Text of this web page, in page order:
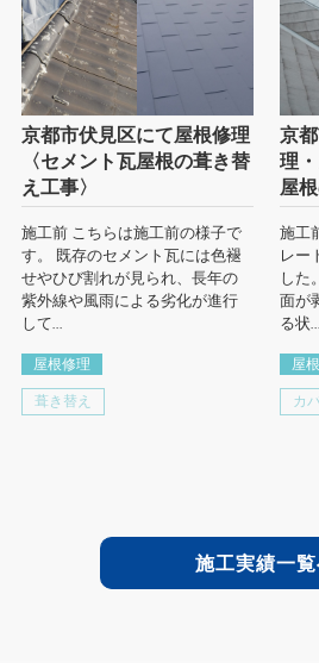
京都市伏見区にて屋根修理
〈セメント瓦屋根の葺き替
え工事〉
施工前 こちらは施工前の様子で
す。 既存のセメント瓦には色褪
せやひび割れが見られ、長年の
紫外線や風雨による劣化が進行
して...
屋根修理
葺き替え
京
理
屋
施工
レー
した
面が
る状...
屋
カ
施工実績一